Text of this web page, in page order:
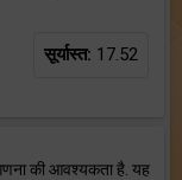
सूर्यास्त: 17.52
की आवश्यकता है. यह